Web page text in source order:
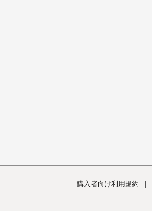
購入者向け利用規約 |